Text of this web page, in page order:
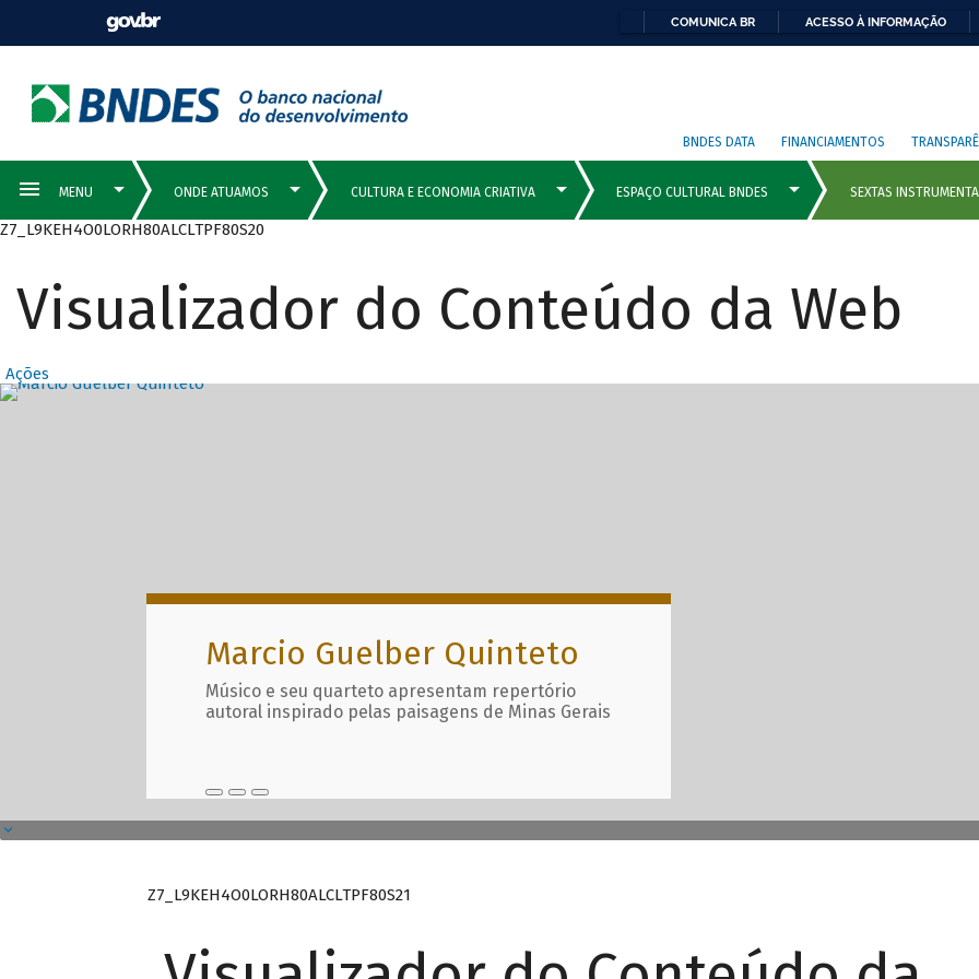
COMUNICA BR ACESSO À INFORMAÇÃO
BNDES DATA FINANCIAMENTOS
Z7_L9KEH4O0LORH80ALCLTPF80S20
Visualizador do Conteúdo da Web
Ações
Destaques Principais com
Marcio Guelber Quinteto
Músico e seu quarteto apresentam repertório
autoral inspirado pelas paisagens de Minas Gerais
Z7_L9KEH4O0LORH80ALCLTPF80S21